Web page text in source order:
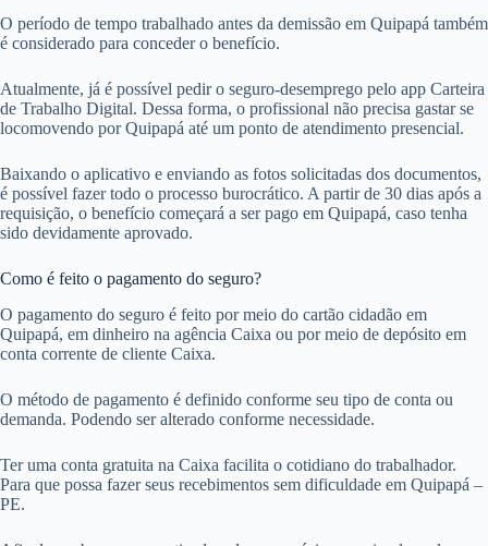
O período de tempo trabalhado antes da demissão em Quipapá também
é considerado para conceder o benefício.
Atualmente, já é possível pedir o seguro-desemprego pelo app Carteira
de Trabalho Digital. Dessa forma, o profissional não precisa gastar se
locomovendo por Quipapá até um ponto de atendimento presencial.
Baixando o aplicativo e enviando as fotos solicitadas dos documentos,
é possível fazer todo o processo burocrático. A partir de 30 dias após a
requisição, o benefício começará a ser pago em Quipapá, caso tenha
sido devidamente aprovado.
Como é feito o pagamento do seguro?
O pagamento do seguro é feito por meio do cartão cidadão em
Quipapá, em dinheiro na agência Caixa ou por meio de depósito em
conta corrente de cliente Caixa.
O método de pagamento é definido conforme seu tipo de conta ou
demanda. Podendo ser alterado conforme necessidade.
Ter uma conta gratuita na Caixa facilita o cotidiano do trabalhador.
Para que possa fazer seus recebimentos sem dificuldade em Quipapá –
PE.